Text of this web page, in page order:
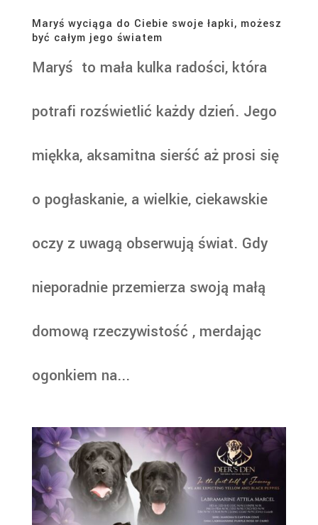
Maryś wyciąga do Ciebie swoje łapki, możesz
być całym jego światem
Maryś to mała kulka radości, która
potrafi rozświetlić każdy dzień. Jego
miękka, aksamitna sierść aż prosi się
o pogłaskanie, a wielkie, ciekawskie
oczy z uwagą obserwują świat. Gdy
nieporadnie przemierza swoją małą
domową rzeczywistość , merdając
ogonkiem na...